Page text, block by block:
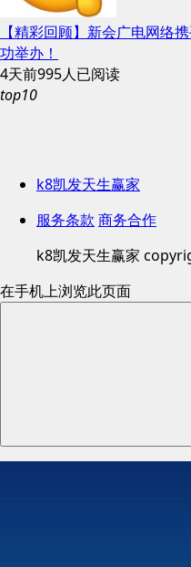
【精彩回顾】新会广电网络
功举办！
4天前995人已阅读
top10
k8凯发天生赢家
服务条款 商务合作
k8凯发天生赢家
在手机上浏览此页面